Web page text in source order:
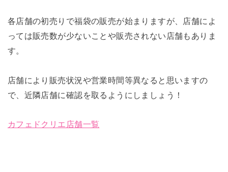
各店舗の初売りで福袋の販売が始まりますが、店舗によ
っては販売数が少ないことや販売されない店舗もありま
す。
店舗により販売状況や営業時間等異なると思いますの
で、近隣店舗に確認を取るようにしましょう！
カフェドクリエ店舗一覧